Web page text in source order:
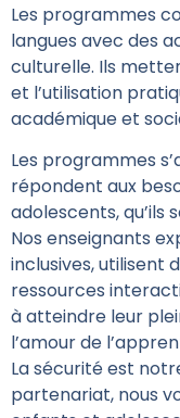
Les programmes
langues avec des
culturelle. Ils
et l’utilisation
académique et
Les programmes
répondent aux
adolescents, qu’ils
Nos enseignants
inclusives, utilisent
ressources
à atteindre leur
l’amour de
La sécurité est
partenariat, nous